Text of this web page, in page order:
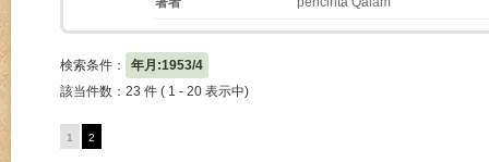
検索条件：
年月:1953/4
該当件数：23 件 ( 1 - 20 表示中)
1 2